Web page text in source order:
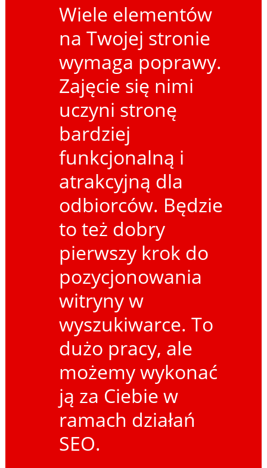
Wiele elementów
na Twojej stronie
wymaga poprawy.
Zajęcie się nimi
uczyni stronę
bardziej
funkcjonalną i
atrakcyjną dla
odbiorców. Będzie
to też dobry
pierwszy krok do
pozycjonowania
witryny w
wyszukiwarce. To
dużo pracy, ale
możemy wykonać
ją za Ciebie w
ramach działań
SEO.